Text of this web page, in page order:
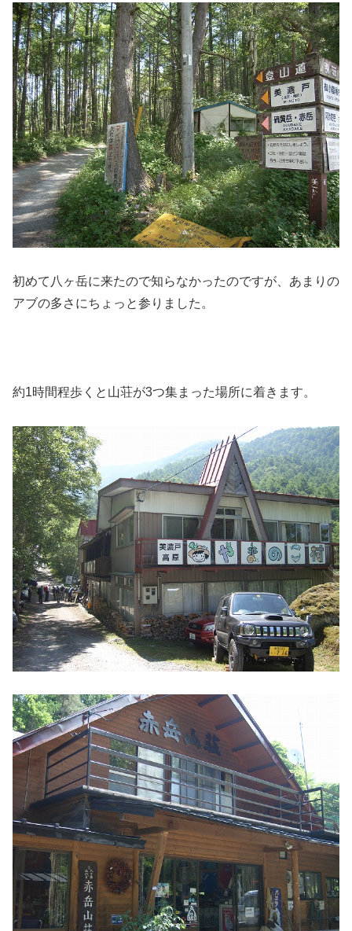
初めて八ヶ岳に来たので知らなかったのですが、あまりの
アブの多さにちょっと参りました。
約1時間程歩くと山荘が3つ集まった場所に着きます。